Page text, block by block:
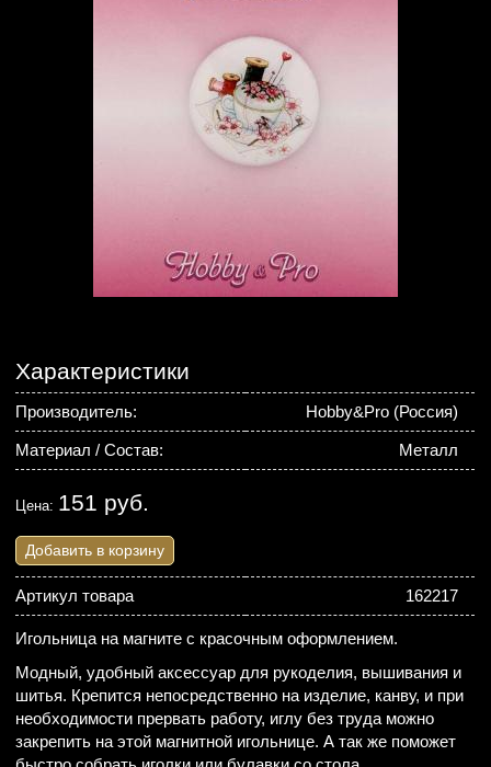
Характеристики
Производитель: Hobby&Pro (Россия)
Материал / Состав: Металл
Цена: 151 руб.
Добавить в корзину
Артикул товара 162217
Игольница на магните с красочным оформлением.
Модный, удобный аксессуар для рукоделия, вышивания и
шитья. Крепится непосредственно на изделие, канву, и при
необходимости прервать работу, иглу без труда можно
закрепить на этой магнитной игольнице. А так же поможет